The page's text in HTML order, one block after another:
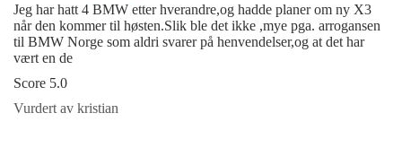
Jeg har hatt 4 BMW etter hverandre,og hadde planer om ny X3
når den kommer til høsten.Slik ble det ikke ,mye pga. arrogansen
til BMW Norge som aldri svarer på henvendelser,og at det har
vært en de
Score 5.0
Vurdert av kristian